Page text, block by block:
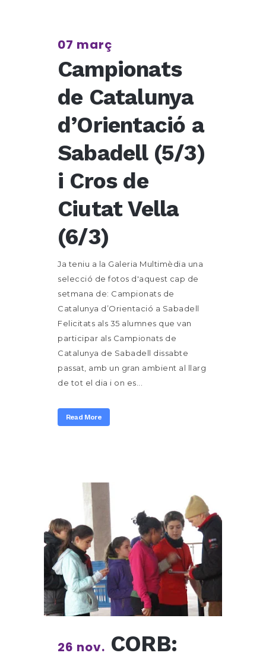
07 març
Campionats
de Catalunya
d’Orientació a
Sabadell (5/3)
i Cros de
Ciutat Vella
(6/3)
Ja teniu a la Galeria Multimèdia una
selecció de fotos d'aquest cap de
setmana de: Campionats de
Catalunya d’Orientació a Sabadell
Felicitats als 35 alumnes que van
participar als Campionats de
Catalunya de Sabadell dissabte
passat, amb un gran ambient al llarg
de tot el dia i on es...
Read More
26 nov. CORB: